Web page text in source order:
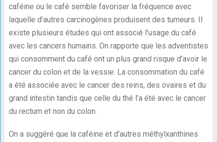
caféine ou le café semble favoriser la fréquence avec
laquelle d’autres carcinogènes produisent des tumeurs. Il
existe plusieurs études qui ont associé l’usage du café
avec les cancers humains. On rapporte que les adventistes
qui consomment du café ont un plus grand risque d’avoir le
cancer du colon et de la vessie. La consommation du café
a été associée avec le cancer des reins, des ovaires et du
grand intestin tandis que celle du thé l’a été avec le cancer
du rectum et non du colon.
On a suggéré que la caféine et d’autres méthylxanthines